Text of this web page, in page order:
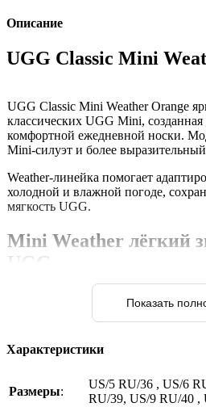
Описание
UGG Classic Mini
UGG Classic Mini Weather Orange
классических UGG Mini,
комфортной ежедневной носки.
Mini-силуэт и более
Weather-линейка помогает
холодной и влажной погоде,
мягкость UGG.
Mini Weather лёгкий
UGG
Classic Mini остаются популярным
посадке и универсальности. Такая
свободу движения и удобство в
Orange яркий акцент
Orange делает модель более
оттенок особенно хорошо работает
Характеристики
Размеры:
US/5 RU/36 , US/6
RU/39, US/9 RU/40 ,